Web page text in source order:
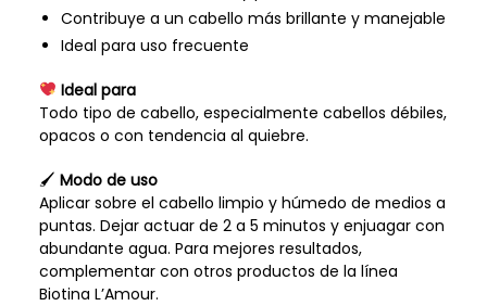
Contribuye a un cabello más brillante y manejable
Ideal para uso frecuente
Ideal para
Todo tipo de cabello, especialmente cabellos débiles,
opacos o con tendencia al quiebre.
🖌 Modo de uso
Aplicar sobre el cabello limpio y húmedo de medios a
puntas. Dejar actuar de 2 a 5 minutos y enjuagar con
abundante agua. Para mejores resultados,
complementar con otros productos de la línea
Biotina L’Amour.